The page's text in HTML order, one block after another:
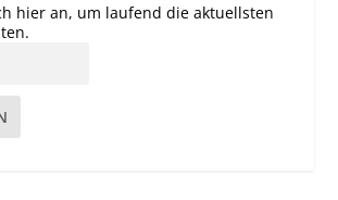
hier an, um laufend die aktuellsten